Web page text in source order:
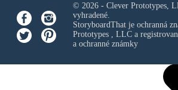
© 2026 - Clever Prototypes,
vyhradené.
StoryboardThat je ochranná
Prototypes , LLCa
a ochranné známky